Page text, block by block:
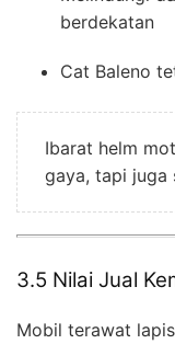
berdekatan
Cat Baleno
Ibarat helm
gaya, tapi juga
3.5 Nilai Jual
Mobil terawat